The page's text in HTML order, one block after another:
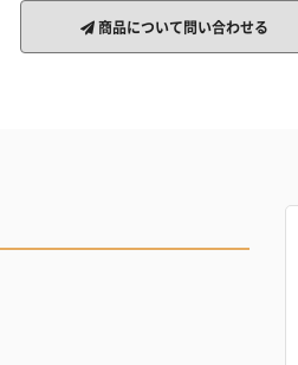
商品について問い合わせる